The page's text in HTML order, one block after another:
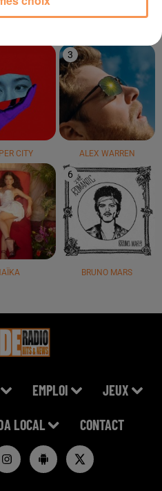
CITY
3
ALEX WARREN
6
BRUNO MARS
EMPLOI JEUX
LOCAL CONTACT